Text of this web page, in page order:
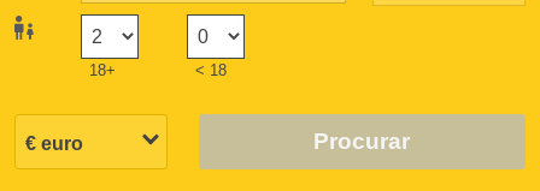
18+ < 18
Procurar